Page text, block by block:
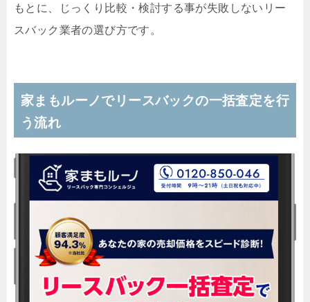
もとに、じっくり比較・検討する事が失敗しないリー
スバック業者の選び方です。
家まもルーノでリースバックの一括査定を行
う流れ